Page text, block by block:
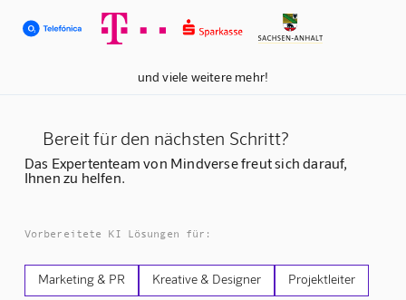
und viele weitere mehr!
Bereit für den nächsten Schritt?
Das Expertenteam von Mindverse freut sich darauf,
Ihnen zu helfen.
Vorbereitete KI Lösungen für:
Marketing & PR Kreative & Designer Projektleiter